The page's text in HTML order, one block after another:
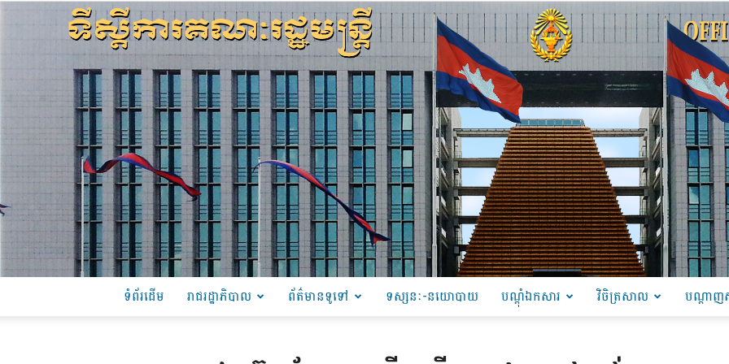
ទំព័រដើម រាជរដ្ឋាភិបាល ព័ត៌មានទូទៅ ទស្សនៈ-នយោបាយ បណ្ដុំឯកសារ វិចិត្រសាល បណ្តាញ